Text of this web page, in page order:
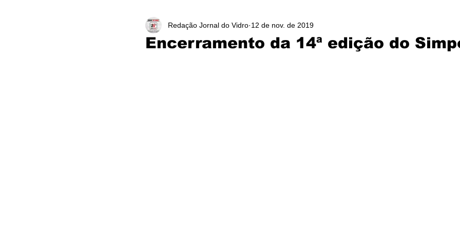
Encerramento da 14ª edição do
Redação Jornal do Vidro 12 de nov. de 2019